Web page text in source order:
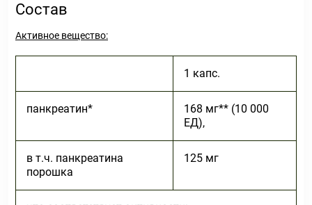
Состав
Активное вещество:
1 капс.
панкреатин*
168 мг** (10 000
ЕД),
в т.ч. панкреатина
порошка
125 мг